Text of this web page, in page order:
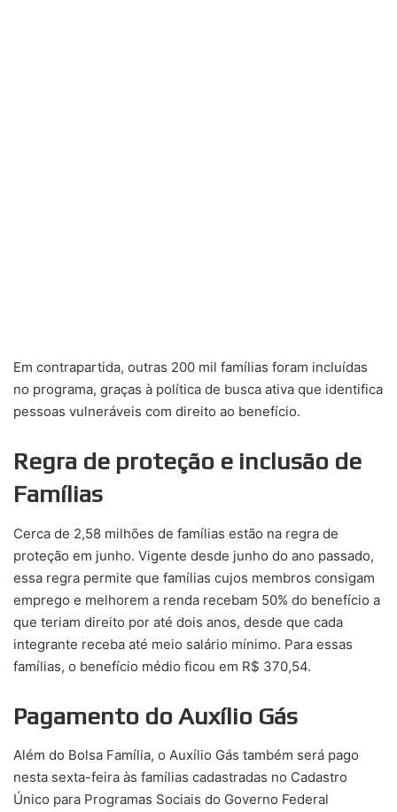
Em contrapartida, outras 200 mil famílias foram incluídas
no programa, graças à política de busca ativa que identifica
pessoas vulneráveis com direito ao benefício.
Regra de proteção e inclusão de
Famílias
Cerca de 2,58 milhões de famílias estão na regra de
proteção em junho. Vigente desde junho do ano passado,
essa regra permite que famílias cujos membros consigam
emprego e melhorem a renda recebam 50% do benefício a
que teriam direito por até dois anos, desde que cada
integrante receba até meio salário mínimo. Para essas
famílias, o benefício médio ficou em R$ 370,54.
Pagamento do Auxílio Gás
Além do Bolsa Família, o Auxílio Gás também será pago
nesta sexta-feira às famílias cadastradas no Cadastro
Único para Programas Sociais do Governo Federal